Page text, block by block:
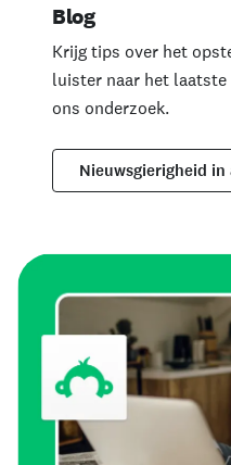
Blog
Krijg tips over het
luister naar het
ons onderzoek.
Nieuwsgierigheid